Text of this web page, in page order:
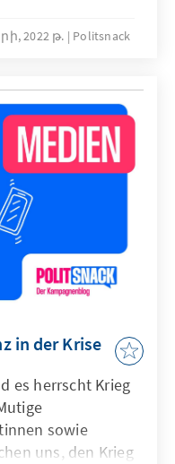
2022 թ. Politsnack
in der Krise
es herrscht Krieg
sowie
uns, den Krieg